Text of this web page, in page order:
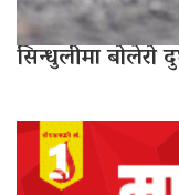
सिन्धुलीमा बोलेरो